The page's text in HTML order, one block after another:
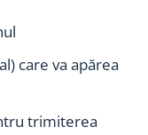
care va apărea
trimiterea